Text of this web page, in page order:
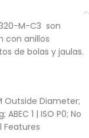
M-C3 son
con anillos
de bolas y jaulas.
Outside Diameter;
1 | ISO P0; No
Features